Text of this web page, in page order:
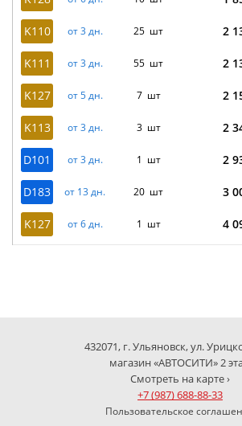
K110 от 3 дн. 25 шт 2
K111 от 3 дн. 55 шт 2
K127 от 5 дн. 7 шт 2
K113 от 3 дн. 3 шт 2
D101 от 3 дн. 1 шт 2
D183 от 13 дн. 20 шт 3
K127 от 6 дн. 1 шт 4
432071, г. Ульяновск, ул.
магазин «АВТОСИТИ» 2
Смотреть на карте ›
+7 (987) 688-88-33
Пользовательское